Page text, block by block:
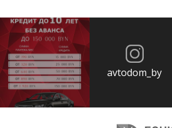
avtodom_by